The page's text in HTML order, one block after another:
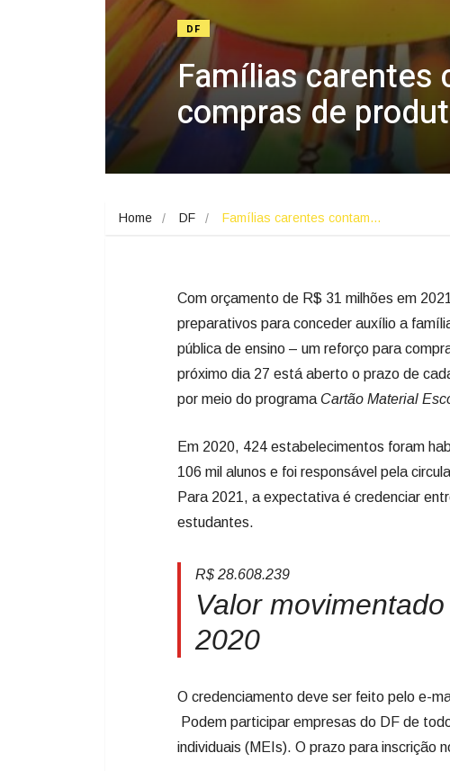
DF
Famílias carentes
compras de
Home DF Famílias carentes contam…
Com orçamento de R$ 31 milhões em
preparativos para conceder auxílio a
pública de ensino – um reforço para
próximo dia 27 está aberto o prazo de
por meio do programa Cartão Material
Em 2020, 424 estabelecimentos foram
106 mil alunos e foi responsável pela
Para 2021, a expectativa é credenciar
estudantes.
R$ 28.608.239
Valor
2020
O credenciamento deve ser feito pelo e-
Podem participar empresas do DF de
individuais (MEIs). O prazo para inscrição